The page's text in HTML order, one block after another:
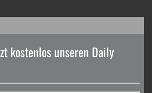
kostenlos unseren Daily